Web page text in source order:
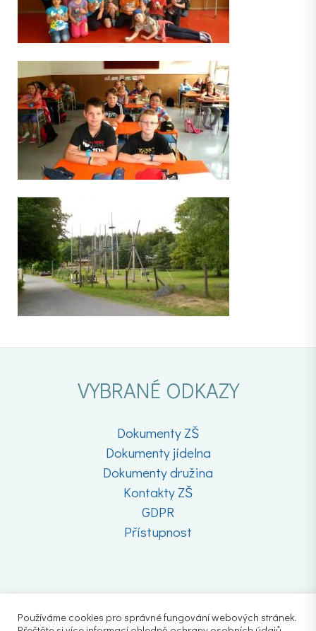
VYBRANÉ ODKAZY
Dokumenty ZŠ
Dokumenty jídelna
Dokumenty družina
Kontakty ZŠ
GDPR
Přístupnost
Používáme cookies pro správné fungování webových stránek.